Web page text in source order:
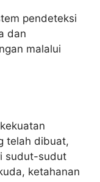
pendeteksi
dan
malalui
telah dibuat,
sudut-sudut
ketahanan